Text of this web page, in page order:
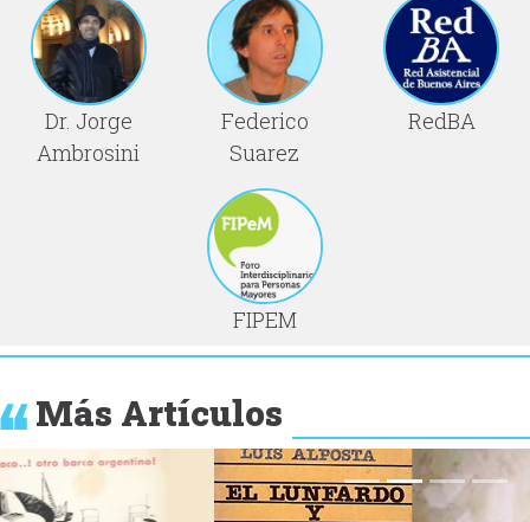
Dr. Jorge
Ambrosini
Federico
Suarez
RedBA
FIPEM
Más Artículos